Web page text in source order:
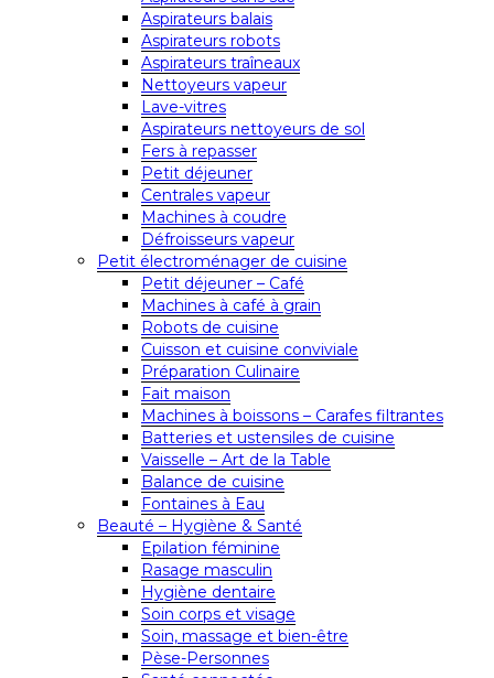
Aspirateurs balais
Aspirateurs robots
Aspirateurs traîneaux
Nettoyeurs vapeur
Lave-vitres
Aspirateurs nettoyeurs de sol
Fers à repasser
Petit déjeuner
Centrales vapeur
Machines à coudre
Défroisseurs vapeur
Petit électroménager de cuisine
Petit déjeuner – Café
Machines à café à grain
Robots de cuisine
Cuisson et cuisine conviviale
Préparation Culinaire
Fait maison
Machines à boissons – Carafes filtrantes
Batteries et ustensiles de cuisine
Vaisselle – Art de la Table
Balance de cuisine
Fontaines à Eau
Beauté – Hygiène & Santé
Epilation féminine
Rasage masculin
Hygiène dentaire
Soin corps et visage
Soin, massage et bien-être
Pèse-Personnes